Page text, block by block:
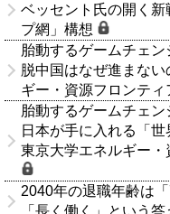
ベッセント氏の開く
プ網」構想
胎動するゲームチェ
脱中国はなぜ進まな
ギー・資源フロンティ
胎動するゲームチェ
日本が手に入れる「
東京大学エネルギー・
2040年の退職年齢は
「長く働く」という答